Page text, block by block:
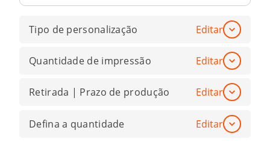
Tipo de personalização Editar
Quantidade de impressão Editar
Retirada | Prazo de produção Editar
Defina a quantidade Editar